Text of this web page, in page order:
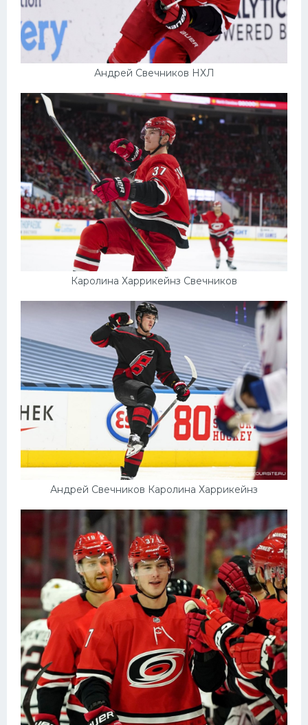
Андрей Свечников НХЛ
Каролина Харрикейнз Свечников
Андрей Свечников Каролина Харрикейнз